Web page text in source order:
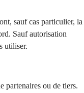
sauf cas particulier, la
Sauf autorisation
utiliser.
partenaires ou de tiers.